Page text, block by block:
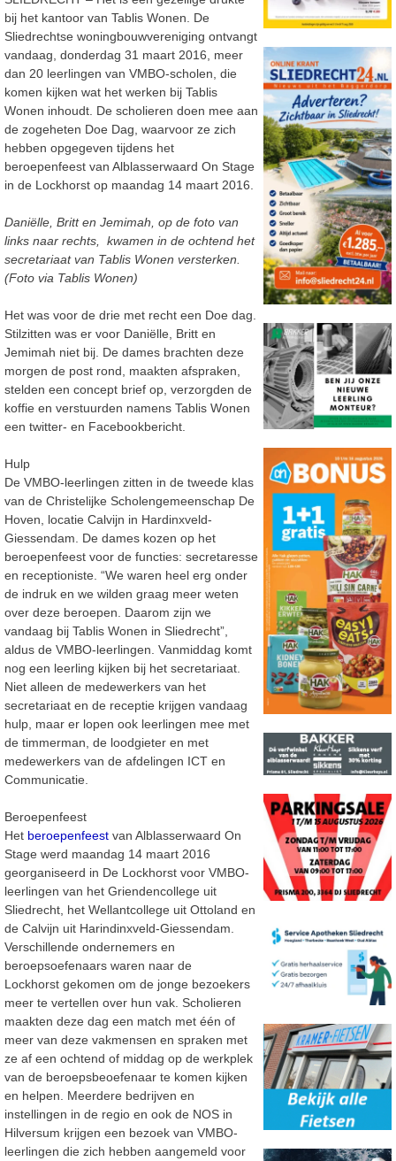
bij het kantoor van Tablis Wonen. De
Sliedrechtse woningbouwvereniging ontvangt
vandaag, donderdag 31 maart 2016, meer
dan 20 leerlingen van VMBO-scholen, die
komen kijken wat het werken bij Tablis
Wonen inhoudt. De scholieren doen mee aan
de zogeheten Doe Dag, waarvoor ze zich
hebben opgegeven tijdens het
beroepenfeest van Alblasserwaard On Stage
in de Lockhorst op maandag 14 maart 2016.
Daniëlle, Britt en Jemimah, op de foto van
links naar rechts, kwamen in de ochtend het
secretariaat van Tablis Wonen versterken.
(Foto via Tablis Wonen)
Het was voor de drie met recht een Doe dag.
Stilzitten was er voor Daniëlle, Britt en
Jemimah niet bij. De dames brachten deze
morgen de post rond, maakten afspraken,
stelden een concept brief op, verzorgden de
koffie en verstuurden namens Tablis Wonen
een twitter- en Facebookbericht.
Hulp
De VMBO-leerlingen zitten in de tweede klas
van de Christelijke Scholengemeenschap De
Hoven, locatie Calvijn in Hardinxveld-
Giessendam. De dames kozen op het
beroepenfeest voor de functies: secretaresse
en receptioniste. “We waren heel erg onder
de indruk en we wilden graag meer weten
over deze beroepen. Daarom zijn we
vandaag bij Tablis Wonen in Sliedrecht”,
aldus de VMBO-leerlingen. Vanmiddag komt
nog een leerling kijken bij het secretariaat.
Niet alleen de medewerkers van het
secretariaat en de receptie krijgen vandaag
hulp, maar er lopen ook leerlingen mee met
de timmerman, de loodgieter en met
medewerkers van de afdelingen ICT en
Communicatie.
Beroepenfeest
Het beroepenfeest van Alblasserwaard On
Stage werd maandag 14 maart 2016
georganiseerd in De Lockhorst voor VMBO-
leerlingen van het Griendencollege uit
Sliedrecht, het Wellantcollege uit Ottoland en
de Calvijn uit Harindinxveld-Giessendam.
Verschillende ondernemers en
beroepsoefenaars waren naar de
Lockhorst gekomen om de jonge bezoekers
meer te vertellen over hun vak. Scholieren
maakten deze dag een match met één of
meer van deze vakmensen en spraken met
ze af een ochtend of middag op de werkplek
van de beroepsbeoefenaar te komen kijken
en helpen. Meerdere bedrijven en
instellingen in de regio en ook de NOS in
Hilversum krijgen een bezoek van VMBO-
leerlingen die zich hebben aangemeld voor